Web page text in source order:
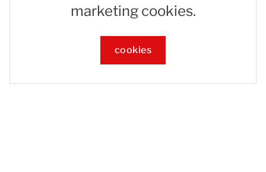
marketing cookies.
cookies